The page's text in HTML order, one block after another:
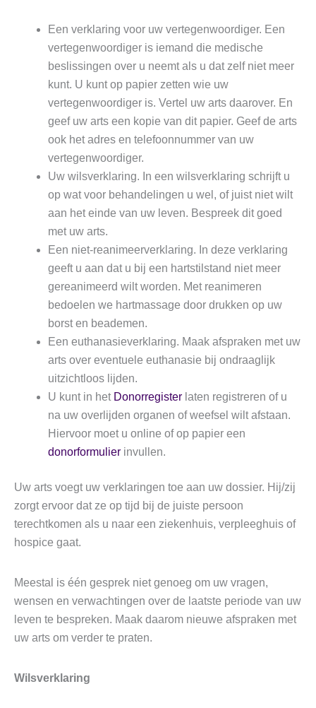
Een verklaring voor uw vertegenwoordiger. Een
vertegenwoordiger is iemand die medische
beslissingen over u neemt als u dat zelf niet meer
kunt. U kunt op papier zetten wie uw
vertegenwoordiger is. Vertel uw arts daarover. En
geef uw arts een kopie van dit papier. Geef de arts
ook het adres en telefoonnummer van uw
vertegenwoordiger.
Uw wilsverklaring. In een wilsverklaring schrijft u
op wat voor behandelingen u wel, of juist niet wilt
aan het einde van uw leven. Bespreek dit goed
met uw arts.
Een niet-reanimeerverklaring. In deze verklaring
geeft u aan dat u bij een hartstilstand niet meer
gereanimeerd wilt worden. Met reanimeren
bedoelen we hartmassage door drukken op uw
borst en beademen.
Een euthanasieverklaring. Maak afspraken met uw
arts over eventuele euthanasie bij ondraaglijk
uitzichtloos lijden.
U kunt in hetDonorregister laten registreren of u
na uw overlijden organen of weefsel wilt afstaan.
Hiervoor moet u online of op papier een
donorformulier invullen.
Uw arts voegt uw verklaringen toe aan uw dossier. Hij/zij
zorgt ervoor dat ze op tijd bij de juiste persoon
terechtkomen als u naar een ziekenhuis, verpleeghuis of
hospice gaat.
Meestal is één gesprek niet genoeg om uw vragen,
wensen en verwachtingen over de laatste periode van uw
leven te bespreken. Maak daarom nieuwe afspraken met
uw arts om verder te praten.
Wilsverklaring